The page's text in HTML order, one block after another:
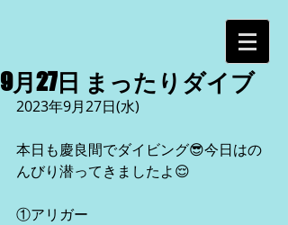
9月27日 まったりダイブ
2023年9月27日(水)
本日も慶良間でダイビング😎今日はの
んびり潜ってきましたよ😌
①アリガー